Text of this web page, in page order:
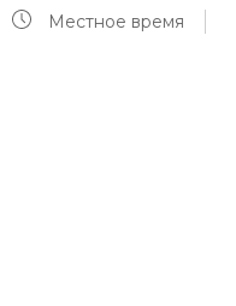
Местное время